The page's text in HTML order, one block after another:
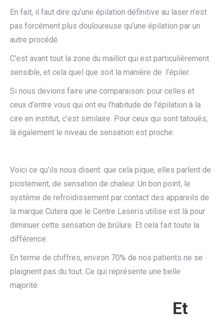
En fait, il faut dire qu’une épilation définitive au laser n’est
pas forcément plus douloureuse qu’une épilation par un
autre procédé.
C’est avant tout la zone du maillot qui est particulièrement
sensible, et cela quel que soit la manière de l’épiler.
Si nous devions faire une comparaison: pour celles et
ceux d’entre vous qui ont eu l’habitude de l’épilation à la
cire en institut, c’est similaire. Pour ceux qui sont tatoués,
là également le niveau de sensation est proche.
Voici ce qu’ils nous disent: que cela pique, elles parlent de
picotement, de sensation de chaleur. Un bon point, le
système de refroidissement par contact des appareils de
la marque Cutera que le Centre Laseris utilise est là pour
diminuer cette sensation de brûlure. Et cela fait toute la
différence.
En terme de chiffres, environ 70% de nos patients ne se
plaignent pas du tout. Ce qui représente une belle
majorité.
Et